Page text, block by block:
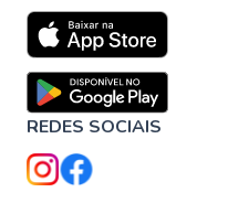
REDES SOCIAIS